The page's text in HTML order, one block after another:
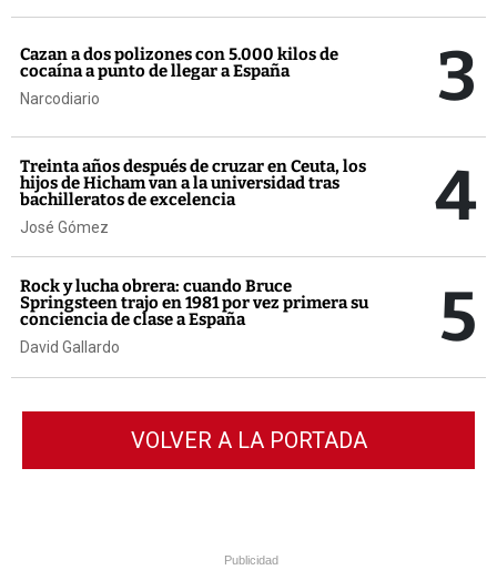
Cazan a dos polizones con 5.000 kilos de
cocaína a punto de llegar a España
Narcodiario 3
Treinta años después de cruzar en Ceuta, los
hijos de Hicham van a la universidad tras
bachilleratos de excelencia
José Gómez 4
Rock y lucha obrera: cuando Bruce
Springsteen trajo en 1981 por vez primera su
conciencia de clase a España
David Gallardo 5
VOLVER A LA PORTADA
Publicidad